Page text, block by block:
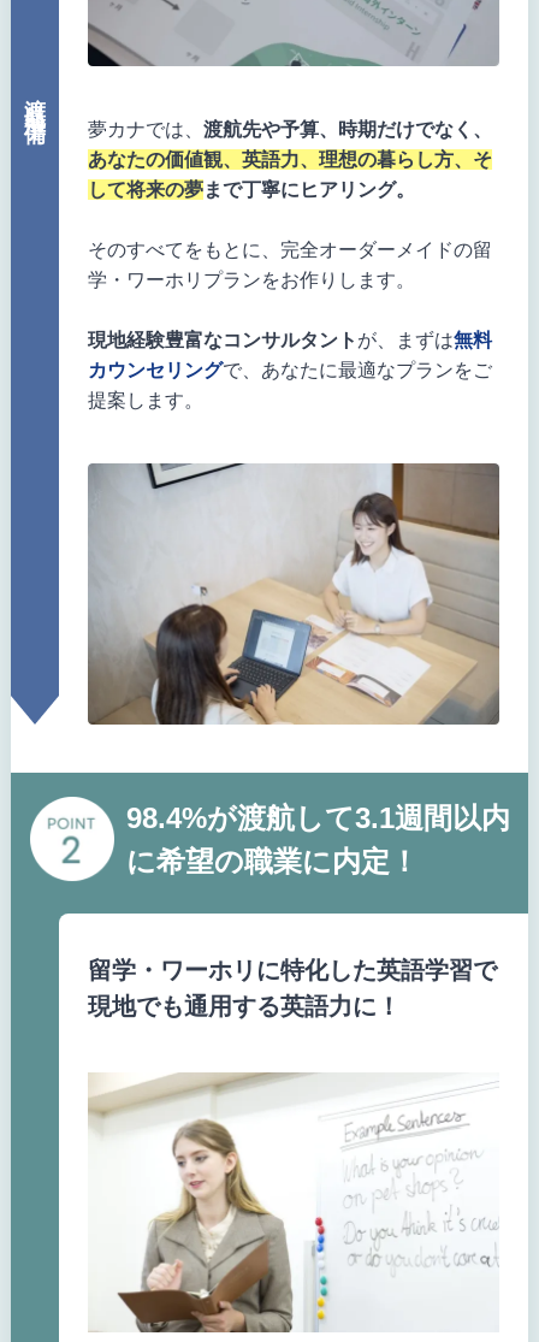
渡航前準備
夢カナでは、 渡航先や予算、時期だけでなく、
あなたの価値観、英語力、理想の暮らし方、そ
して将来の夢まで丁寧にヒアリング。
そのすべてをもとに、完全オーダーメイドの留
学・ワーホリプランをお作りします。
現地経験豊富なコンサルタント が、まずは無料
カウンセリングで、あなたに最適なプランをご
提案します。
98.4%が渡航して3.1週間以内
に希望の職業に内定！
留学・ワーホリに特化した英語学習で
現地でも通用する英語力に！